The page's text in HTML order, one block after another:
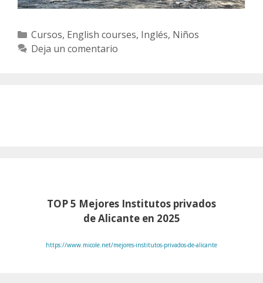
Categorías
Cursos, English courses, Inglés, Niños
Deja un comentario
TOP 5 Mejores Institutos privados
de Alicante en 2025
https://www.micole.net/mejores-institutos-privados-de-alicante